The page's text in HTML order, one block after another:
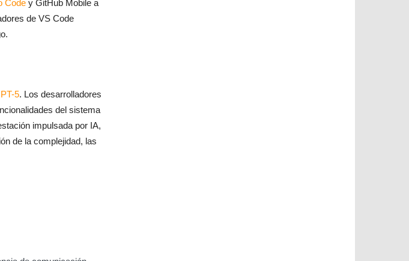
Code y GitHub Mobile a
de VS Code
5. Los desarrolladores
del sistema
impulsada por IA,
de la complejidad, las